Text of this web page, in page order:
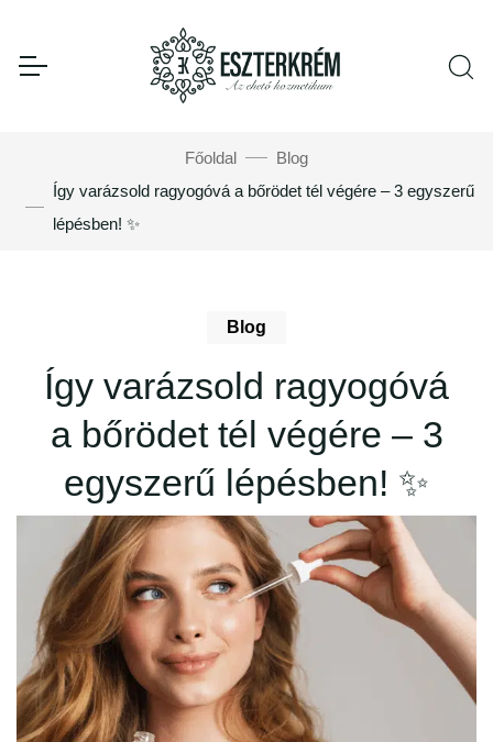
Főoldal
Blog
Így varázsold ragyogóvá a bőrödet tél végére – 3 egyszerű
lépésben! ✨
Blog
Így varázsold ragyogóvá
a bőrödet tél végére – 3
egyszerű lépésben! ✨